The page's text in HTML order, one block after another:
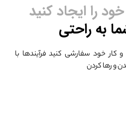
را ایجاد کنید
به راحتی
کار خود سفارشی کنیدفرآیندها با
و رها کردن